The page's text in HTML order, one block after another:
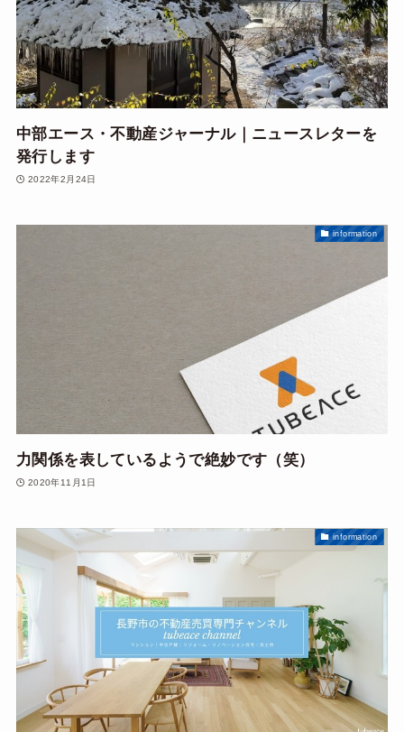
中部エース・不動産ジャーナル｜ニュースレターを
発行します
2022年2月24日
information
力関係を表しているようで絶妙です（笑）
2020年11月1日
information